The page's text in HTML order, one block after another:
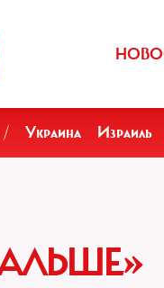
/ Украина Израиль